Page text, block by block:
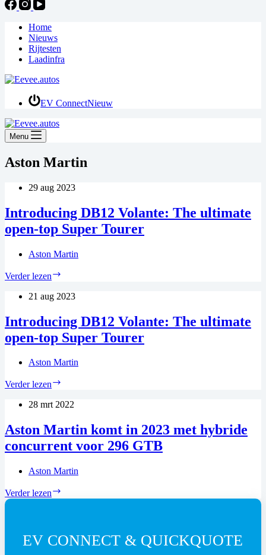
Home
Nieuws
Rijtesten
Laadinfra
EV ConnectNieuw
Menu
Aston Martin
29 aug 2023
Introducing DB12 Volante: The ultimate
open-top Super Tourer
Aston Martin
Verder lezen
Volante:
ultimate
open-
top
Super
Tourer
21 aug 2023
Introducing DB12 Volante: The ultimate
open-top Super Tourer
Aston Martin
Verder lezen
Volante:
ultimate
open-
top
Tourer
28 mrt 2022
Aston Martin komt in 2023 met hybride
concurrent voor 296 GTB
Aston Martin
Verder lezen
Martin
2023
met
EV CONNECT & QUICKQUOTE